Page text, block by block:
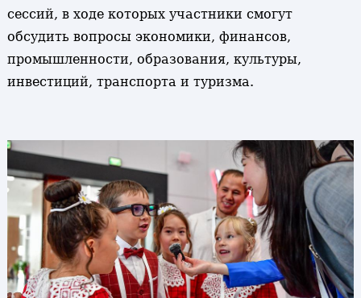
сессий, в ходе которых участники смогут
обсудить вопросы экономики, финансов,
промышленности, образования, культуры,
инвестиций, транспорта и туризма.